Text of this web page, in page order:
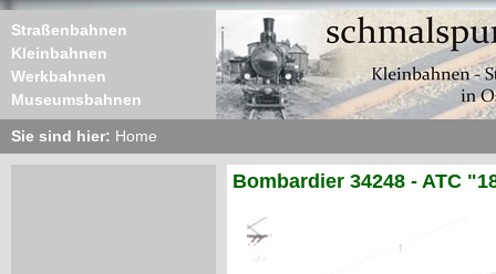
Straßenbahnen
Kleinbahnen
Werkbahnen
Museumsbahnen
Sie sind hier: Home
Bombardier 34248 - ATC